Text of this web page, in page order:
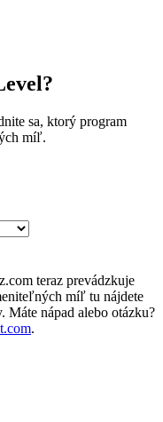
sa, ktorý program
míľ.
teraz prevádzkuje
míľ tu nájdete
Máte nápad alebo otázku?
.